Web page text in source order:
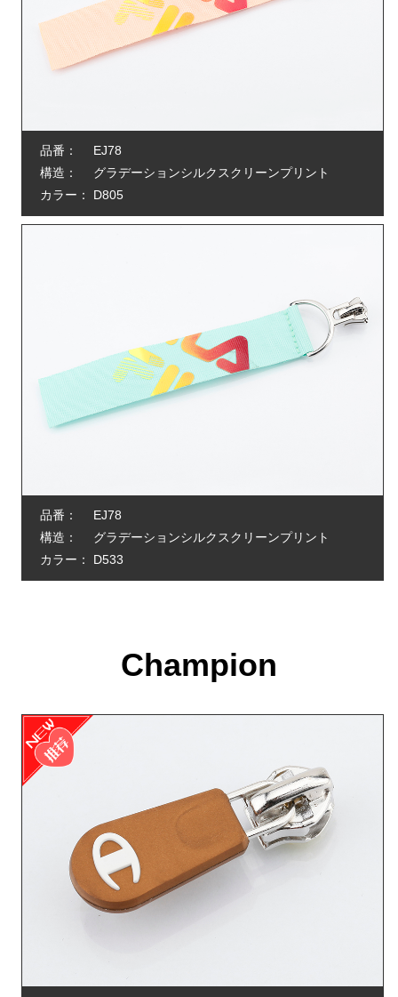
品番：
EJ78
構造：
グラデーションシルクスクリーンプリント
カラー：
D805
品番：
EJ78
構造：
グラデーションシルクスクリーンプリント
カラー：
D533
Champion